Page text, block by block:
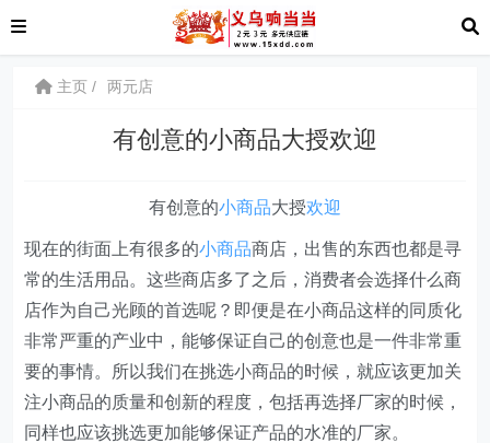
主页 两元店
有创意的小商品大授欢迎
有创意的小商品大授欢迎
现在的街面上有很多的小商品商店，出售的东西也都是寻
常的生活用品。这些商店多了之后，消费者会选择什么商
店作为自己光顾的首选呢？即便是在小商品这样的同质化
非常严重的产业中，能够保证自己的创意也是一件非常重
要的事情。所以我们在挑选小商品的时候，就应该更加关
注小商品的质量和创新的程度，包括再选择厂家的时候，
同样也应该挑选更加能够保证产品的水准的厂家。